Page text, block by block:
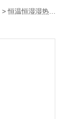
>恒温恒湿湿热试验箱